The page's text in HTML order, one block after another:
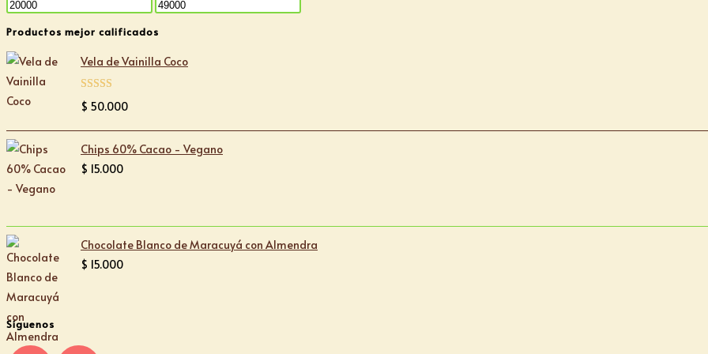
Precio
Precio
Productos mejor calificados
Vela de Vainilla Coco
Valorado con
$ 50.000
Chips 60% Cacao - Vegano
$ 15.000
Chocolate Blanco de Maracuyá con Almendra
$ 15.000
Síguenos